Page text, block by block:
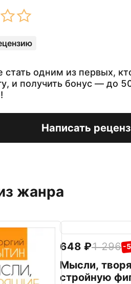
одним из первых,
и получить бонус — до
Написать
жанра
648 1 296 -
Мысли,
стройную